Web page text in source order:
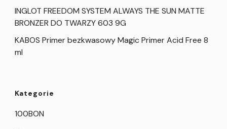
INGLOT FREEDOM SYSTEM ALWAYS THE SUN MATTE
BRONZER DO TWARZY 603 9G
KABOS Primer bezkwasowy Magic Primer Acid Free 8
ml
Kategorie
100BON